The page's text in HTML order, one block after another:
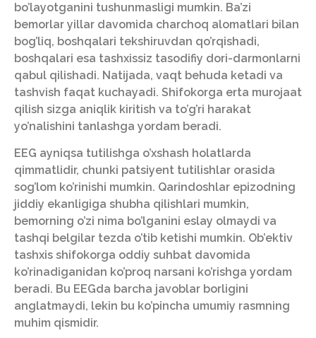
bo’layotganini tushunmasligi mumkin. Ba’zi
bemorlar yillar davomida charchoq alomatlari bilan
bog’liq, boshqalari tekshiruvdan qo’rqishadi,
boshqalari esa tashxissiz tasodifiy dori-darmonlarni
qabul qilishadi. Natijada, vaqt behuda ketadi va
tashvish faqat kuchayadi. Shifokorga erta murojaat
qilish sizga aniqlik kiritish va to’g’ri harakat
yo’nalishini tanlashga yordam beradi.
EEG ayniqsa tutilishga o’xshash holatlarda
qimmatlidir, chunki patsiyent tutilishlar orasida
sog’lom ko’rinishi mumkin. Qarindoshlar epizodning
jiddiy ekanligiga shubha qilishlari mumkin,
bemorning o’zi nima bo’lganini eslay olmaydi va
tashqi belgilar tezda o’tib ketishi mumkin. Ob’ektiv
tashxis shifokorga oddiy suhbat davomida
ko’rinadiganidan ko’proq narsani ko’rishga yordam
beradi. Bu EEGda barcha javoblar borligini
anglatmaydi, lekin bu ko’pincha umumiy rasmning
muhim qismidir.